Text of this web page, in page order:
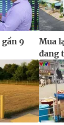
9
Mua
đang